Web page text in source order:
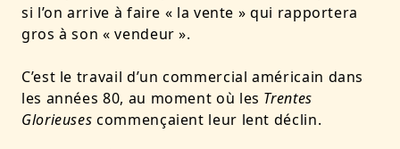
si l’on arrive à faire « la vente » qui rapportera
gros à son « vendeur ».
C’est le travail d’un commercial américain dans
les années 80, au moment où les Trentes
Glorieuses commençaient leur lent déclin.